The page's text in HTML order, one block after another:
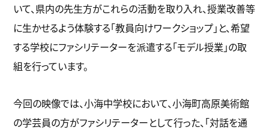
いて、県内の先生方がこれらの活動を取り入れ、授業改善等
に生かせるよう体験する「教員向けワークショップ」と、希望
する学校にファシリテーターを派遣する「モデル授業」の取
組を行っています。
今回の映像では、小海中学校において、小海町高原美術館
の学芸員の方がファシリテーターとして行った、「対話を通